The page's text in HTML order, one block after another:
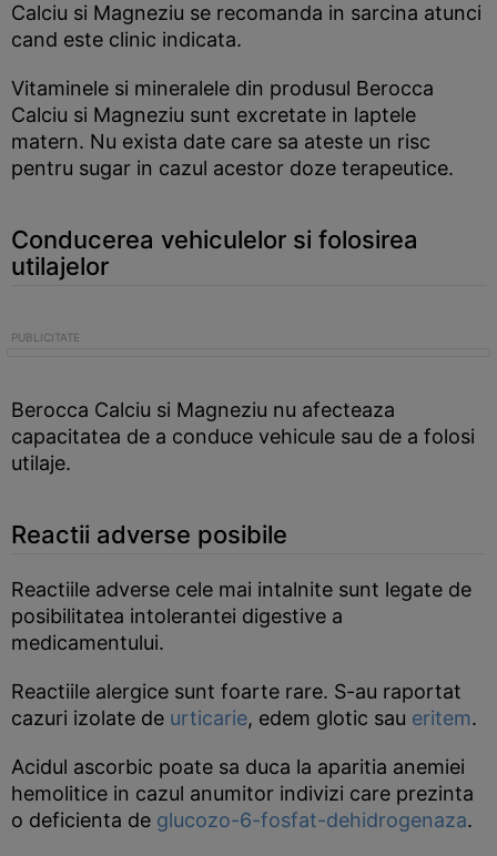
Calciu si Magneziu se recomanda in sarcina atunci
cand este clinic indicata.
Vitaminele si mineralele din produsul Berocca
Calciu si Magneziu sunt excretate in laptele
matern. Nu exista date care sa ateste un risc
pentru sugar in cazul acestor doze terapeutice.
Conducerea vehiculelor si folosirea
utilajelor
Berocca Calciu si Magneziu nu afecteaza
capacitatea de a conduce vehicule sau de a folosi
utilaje.
Reactii adverse posibile
Reactiile adverse cele mai intalnite sunt legate de
posibilitatea intolerantei digestive a
medicamentului.
Reactiile alergice sunt foarte rare. S-au raportat
cazuri izolate de urticarie, edem glotic sau eritem.
Acidul ascorbic poate sa duca la aparitia anemiei
hemolitice in cazul anumitor indivizi care prezinta
o deficienta de glucozo-6-fosfat-dehidrogenaza.